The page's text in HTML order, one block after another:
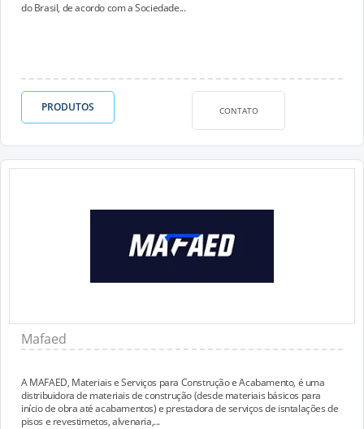
do Brasil, de acordo com a Sociedade...
PRODUTOS CONTATO
Mafaed
A MAFAED, Materiais e Serviços para Construção e Acabamento, é uma
distribuidora de materiais de construção (desde materiais básicos para
início de obra até acabamentos) e prestadora de serviços de isntalações de
pisos e revestimetos, alvenaria,...